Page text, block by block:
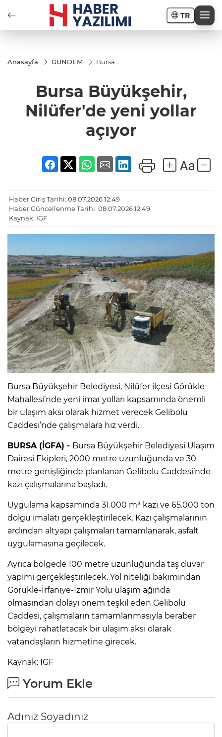
TR
Anasayfa GÜNDEM
Bursa
yeni yollar
açıyor
Bursa Büyükşehir,
Nilüfer'de yeni yollar
açıyor
Haber Giriş Tarihi: 08.07.2026 12:49
Haber Güncellenme Tarihi: 08.07.2026 12:49
Kaynak: IGF
Bursa Büyükşehir Belediyesi, Nilüfer ilçesi Görükle
Mahallesi’nde yeni imar yolları kapsamında önemli
bir ulaşım aksı olarak hizmet verecek Gelibolu
Caddesi’nde çalışmalara hız verdi.
BURSA (İGFA) - Bursa Büyükşehir Belediyesi Ulaşım
Dairesi Ekipleri, 2000 metre uzunluğunda ve 30
metre genişliğinde planlanan Gelibolu Caddesi’nde
kazı çalışmalarına başladı.
Uygulama kapsamında 31.000 m³ kazı ve 65.000 ton
dolgu imalatı gerçekleştirilecek. Kazı çalışmalarının
ardından altyapı çalışmaları tamamlanarak, asfalt
uygulamasına geçilecek.
Ayrıca bölgede 100 metre uzunluğunda taş duvar
yapımı gerçekleştirilecek. Yol niteliği bakımından
Görükle-İrfaniye-İzmir Yolu ulaşım ağında
olmasından dolayı önem teşkil eden Gelibolu
Caddesi, çalışmaların tamamlanmasıyla beraber
bölgeyi rahatlatacak bir ulaşım aksı olarak
vatandaşların hizmetine girecek.
Kaynak: IGF
Yorum Ekle
Adınız Soyadınız